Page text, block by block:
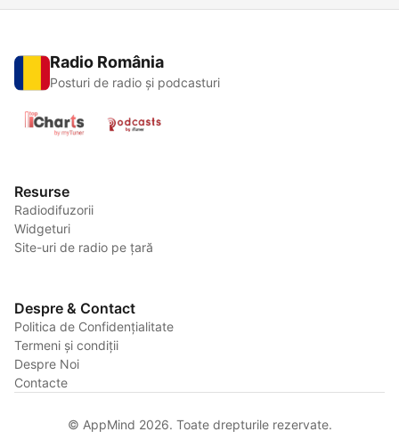
Radio România
Posturi de radio și podcasturi
Resurse
Radiodifuzorii
Widgeturi
Site-uri de radio pe țară
Despre & Contact
Politica de Confidențialitate
Termeni și condiții
Despre Noi
Contacte
© AppMind 2026. Toate drepturile rezervate.